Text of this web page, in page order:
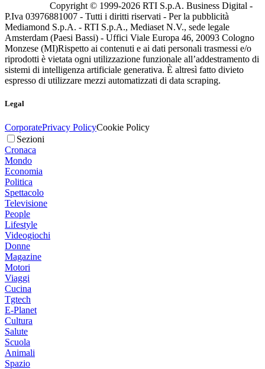
Copyright © 1999-2026 RTI S.p.A. Business Digital -
P.Iva 03976881007 - Tutti i diritti riservati - Per la pubblicità
Mediamond S.p.A. - RTI S.p.A., Mediaset N.V., sede legale
Amsterdam (Paesi Bassi) - Uffici Viale Europa 46, 20093 Cologno
Monzese (MI)Rispetto ai contenuti e ai dati personali trasmessi e/o
riprodotti è vietata ogni utilizzazione funzionale all’addestramento di
sistemi di intelligenza artificiale generativa. È altresì fatto divieto
espresso di utilizzare mezzi automatizzati di data scraping.
Legal
CorporatePrivacy PolicyCookie Policy
Sezioni
Cronaca
Mondo
Economia
Politica
Spettacolo
Televisione
People
Lifestyle
Videogiochi
Donne
Magazine
Motori
Viaggi
Cucina
Tgtech
E-Planet
Cultura
Salute
Scuola
Animali
Spazio